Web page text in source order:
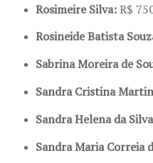
Rosimeire Silva:R$
Rosineide Batista
Sabrina Moreira de
Sandra Cristina
Sandra Helena da
Sandra Maria Correia